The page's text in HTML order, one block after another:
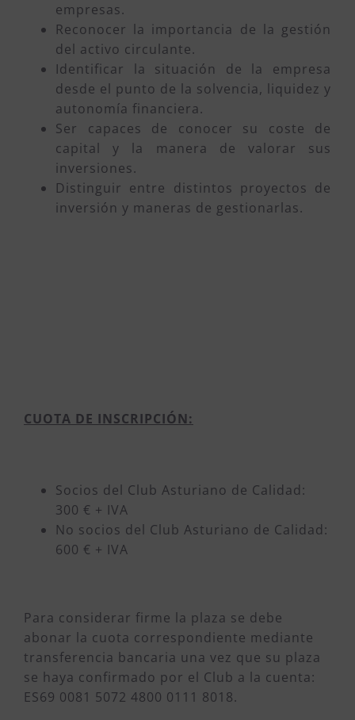
empresas.
Reconocer la importancia de la gestión
del activo circulante.
Identificar la situación de la empresa
desde el punto de la solvencia, liquidez y
autonomía financiera.
Ser capaces de conocer su coste de
capital y la manera de valorar sus
inversiones.
Distinguir entre distintos proyectos de
inversión y maneras de gestionarlas.
CUOTA DE INSCRIPCIÓN:
Socios del Club Asturiano de Calidad:
300 € + IVA
No socios del Club Asturiano de Calidad:
600 € + IVA
Para considerar firme la plaza se debe
abonar la cuota correspondiente mediante
transferencia bancaria una vez que su plaza
se haya confirmado por el Club a la cuenta:
ES69 0081 5072 4800 0111 8018.